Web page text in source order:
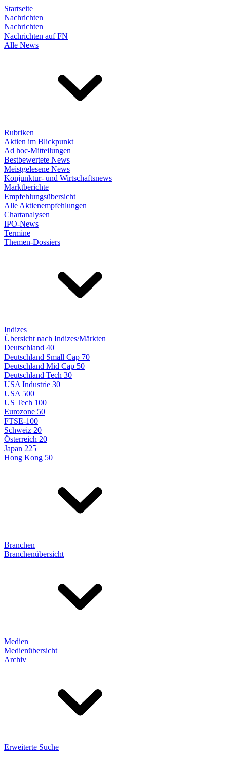
Startseite
Nachrichten
Nachrichten
Nachrichten auf FN
Alle News
Rubriken
Aktien im Blickpunkt
Ad hoc-Mitteilungen
Bestbewertete News
Meistgelesene News
Konjunktur- und Wirtschaftsnews
Marktberichte
Empfehlungsübersicht
Alle Aktienempfehlungen
Chartanalysen
IPO-News
Termine
Themen-Dossiers
Indizes
Übersicht nach Indizes/Märkten
Deutschland 40
Deutschland Small Cap 70
Deutschland Mid Cap 50
Deutschland Tech 30
USA Industrie 30
USA 500
US Tech 100
Eurozone 50
FTSE-100
Schweiz 20
Österreich 20
Japan 225
Hong Kong 50
Branchen
Branchenübersicht
Medien
Medienübersicht
Archiv
Erweiterte Suche